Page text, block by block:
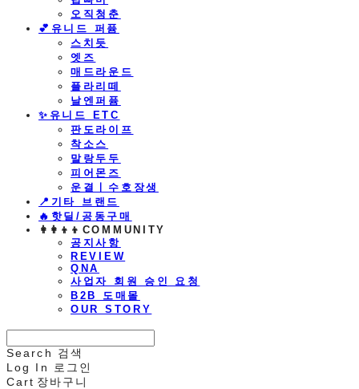
오직청춘
💕유니드 퍼퓸
스치듯
엣즈
매드라운드
플라리떼
날엔퍼퓸
​✨유니드 ETC
판도라이프
착소스
말랑두두
피어몬즈
운결ㅣ수호장생
📍기타 브랜드
🔥핫딜/공동구매
👩‍👩‍👦‍👦COMMUNITY
공지사항
REVIEW
QNA
사업자 회원 승인 요청
B2B 도매몰
OUR STORY
Search
검색
Log In
로그인
Cart 장바구니